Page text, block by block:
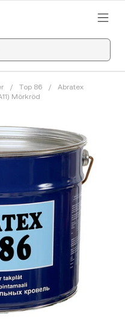
/ Top 86 /
Abratex
Mörkröd